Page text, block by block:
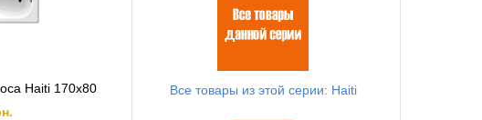
Haiti 170x80
Все товары из этой серии: Haiti